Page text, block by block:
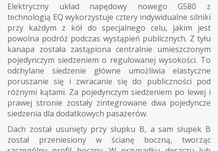
Elektryczny układ napędowy nowego G580 z
technologią EQ wykorzystuje cztery indywidualne silniki
przy każdym z kół do specjalnego celu, jakim jest
powolna podróż podczas wystąpień publicznych. Z tyłu
kanapa została zastąpiona centralnie umieszczonym
pojedynczym siedzeniem o regulowanej wysokości. To
odchylane siedzenie główne umożliwia elastyczne
poruszanie się i zwracanie się do publiczności pod
różnymi kątami. Za pojedynczym siedzeniem po lewej i
prawej stronie zostały zintegrowane dwa pojedyncze
siedzenia dla dodatkowych pasażerów.
Dach został usunięty przy słupku B, a sam słupek B
został przeniesiony w ścianę boczną, tworząc